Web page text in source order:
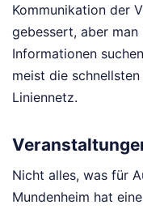
Kommunikation der
gebessert, aber
Informationen
meist die
Liniennetz.
Nicht alles, was für
Mundenheim hat